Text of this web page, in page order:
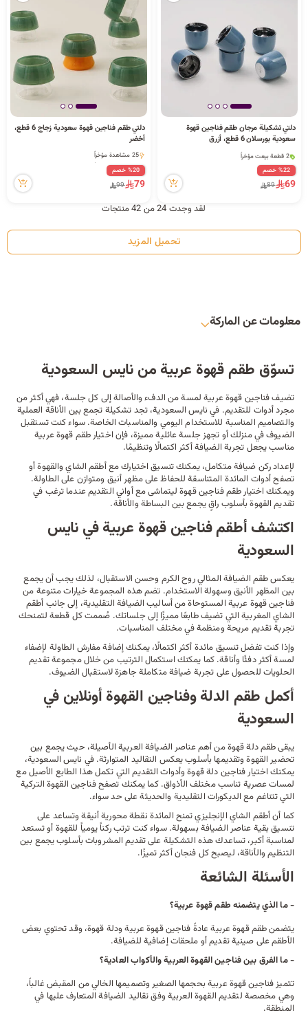
دلتي تشكيلة مرجان طقم فناجين قهوة
سعودية بورسلان 6 قطع، أزرق
2 قطعة بيعت مؤخراً
33 مشاهدة مؤخراً
2 قطعة بيعت مؤخراً
33 مشاهدة مؤخراً%22 خصم
69
89
دلتي طقم فناجين قهوة سعودية زجاج 6 قطع،
أخضر
25 مشاهدة مؤخراً
25 مشاهدة مؤخراً%20 خصم
79
99
لقد وجدت 24 من 42 منتجات
تحميل المزيد
معلومات عن الماركة
تسوّق طقم قهوة عربية من نايس السعودية
تضيف فناجين قهوة عربية لمسة من الدفء والأصالة إلى كل جلسة، فهي أكثر من
مجرد أدوات للتقديم. في نايس السعودية، تجد تشكيلة تجمع بين الأناقة العملية
والتصاميم المناسبة للاستخدام اليومي والمناسبات الخاصة. سواء كنت تستقبل
الضيوف في منزلك أو تجهز جلسة عائلية مميزة، فإن اختيار طقم قهوة عربية
مناسب يجعل تجربة الضيافة أكثر اكتمالًا وتنظيمًا.
لإعداد ركن ضيافة متكامل، يمكنك تنسيق اختيارك معأطقم الشاي والقهوةأو
تصفح أدوات المائدة المتناسقة للحفاظ على مظهر أنيق ومتوازن على الطاولة.
ويمكنك اختيار طقم فناجين قهوة ليتماشى معأواني التقديمعندما ترغب في
تقديم القهوة بأسلوب راقٍ يجمع بين البساطة والأناقة.
اكتشف أطقم فناجين قهوة عربية في نايس
السعودية
يعكس طقم الضيافة المثالي روح الكرم وحسن الاستقبال، لذلك يجب أن يجمع
بين المظهر الأنيق وسهولة الاستخدام. تضم هذه المجموعة خيارات متنوعة من
فناجين قهوة عربية المستوحاة من أساليب الضيافة التقليدية، إلى جانبأطقم
الشاي المغربيةالتي تضيف طابعًا مميزًا إلى جلساتك. صُممت كل قطعة لتمنحك
تجربة تقديم مريحة ومنظمة في مختلف المناسبات.
وإذا كنت تفضل تنسيق مائدة أكثر اكتمالًا، يمكنك إضافة مفارش الطاولة لإضفاء
لمسة أكثر دفئًا وأناقة. كما يمكنك استكمال الترتيب من خلال مجموعة تقديم
الحلويات للحصول على تجربة ضيافة متكاملة جاهزة لاستقبال الضيوف.
أكمل طقم الدلة وفناجين القهوة أونلاين في
السعودية
يبقى طقم دلة قهوة من أهم عناصر الضيافة العربية الأصيلة، حيث يجمع بين
تحضير القهوة وتقديمها بأسلوب يعكس التقاليد المتوارثة. في نايس السعودية،
يمكنك اختيار فناجين دلة قهوة وأدوات التقديم التي تكمل هذا الطابع الأصيل مع
لمسات عصرية تناسب مختلف الأذواق. كما يمكنك تصفحفناجين القهوة التركية
التي تتناغم مع الديكورات التقليدية والحديثة على حد سواء.
كما أنأطقم الشاي الإنجليزيتمنح المائدة نقطة محورية أنيقة وتساعد على
تنسيق بقية عناصر الضيافة بسهولة. سواء كنت ترتب ركناً يومياً للقهوة أو تستعد
لمناسبة أكبر، تساعدك هذه التشكيلة على تقديم المشروبات بأسلوب يجمع بين
التنظيم والأناقة، ليصبح كل فنجان أكثر تميزًا.
الأسئلة الشائعة
- ما الذي يتضمنه طقم قهوة عربية؟
يتضمن طقم قهوة عربية عادةً فناجين قهوة عربية ودلة قهوة، وقد تحتوي بعض
الأطقم على صينية تقديم أو ملحقات إضافية للضيافة.
- ما الفرق بين فناجين القهوة العربية والأكواب العادية؟
تتميز فناجين قهوة عربية بحجمها الصغير وتصميمها الخالي من المقبض غالباً،
وهي مخصصة لتقديم القهوة العربية وفق تقاليد الضيافة المتعارف عليها في
المنطقة.